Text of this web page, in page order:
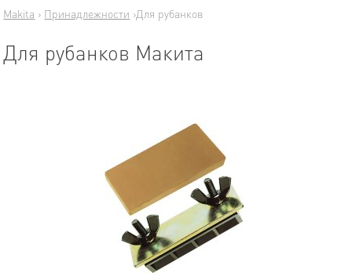
Makita › Принадлежности ›Для рубанков
Для рубанков Макита